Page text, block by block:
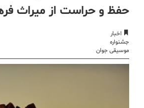
حفظ و حراست از میراث
اخبار
جشنواره
موسیقی جوان